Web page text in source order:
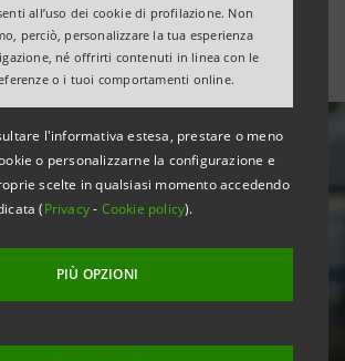
all’uso dei cookie di profilazione. Non
perciò, personalizzare la tua esperienza
né offrirti contenuti in linea con le
o i tuoi comportamenti online.
l'informativa estesa, prestare o meno
o personalizzarne la configurazione e
scelte in qualsiasi momento accedendo
(Privacy- Cookie policy).
PIÙ OPZIONI